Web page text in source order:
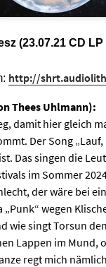
(23.07.21 CD
http://
Thees Uhlmann):
damit hier gleich
Der Song
Das singen die
im Sommer
der wäre bei
„Punk“ wegen
wie singt Torsun
Lappen im Mund,
regt mich